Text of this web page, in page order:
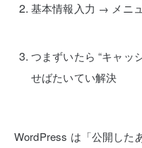
基本情報入力 → メニ
つまずいたら “キャッ
せばたいてい解決
WordPress は「公開した